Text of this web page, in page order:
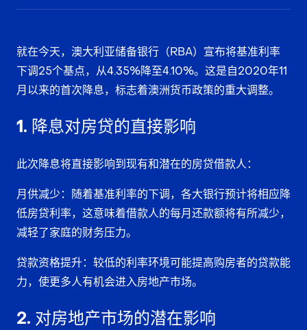
就在今天，澳大利亚储备银行（RBA）宣布将基准利率
下调25个基点，从4.35%降至4.10%。这是自2020年11
月以来的首次降息，标志着澳洲货币政策的重大调整。
1. 降息对房贷的直接影响
此次降息将直接影响到现有和潜在的房贷借款人：
月供减少：随着基准利率的下调，各大银行预计将相应降
低房贷利率，这意味着借款人的每月还款额将有所减少，
减轻了家庭的财务压力。
贷款资格提升：较低的利率环境可能提高购房者的贷款能
力，使更多人有机会进入房地产市场。
2. 对房地产市场的潜在影响